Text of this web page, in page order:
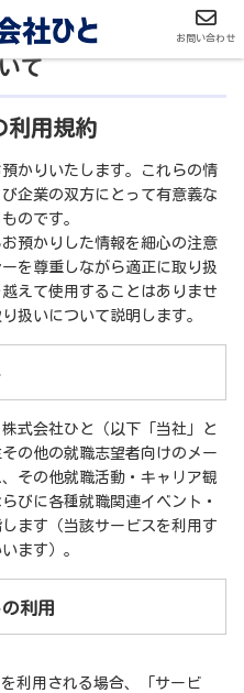
個人情報の取り扱い
て
利用規約
かりいたします。これらの情
企業の双方にとって有意義な
のです。
預かりした情報を細心の注意
を尊重しながら適正に取り扱
えて使用することはありませ
扱いについて説明します。
式会社ひと（以下「当社」と
の他の就職志望者向けのメー
その他就職活動・キャリア観
びに各種就職関連イベント・
ます（当該サービスを利用す
ます）。
利用
利用される場合、「サービ
お問い合わせ